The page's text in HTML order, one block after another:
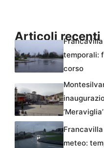
Articoli recenti
temporali:
corso
meteo: